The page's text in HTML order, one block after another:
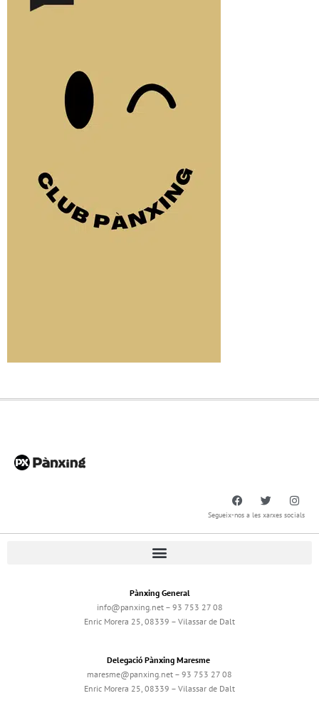
Segueix-nos a les xarxes socials
Pànxing General
info@panxing.net – 93 753 27 08
Enric Morera 25, 08339 – Vilassar de Dalt
Delegació Pànxing Maresme
maresme@panxing.net – 93 753 27 08
Enric Morera 25, 08339 – Vilassar de Dalt